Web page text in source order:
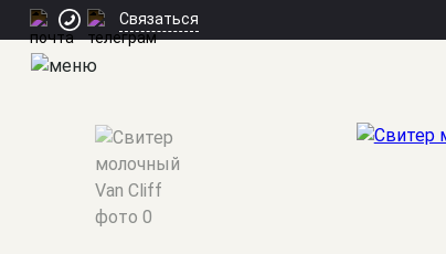
Связаться
Мужские костюмы